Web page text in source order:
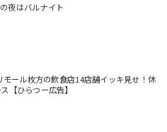
夜はバルナイト
モール枚方の飲食店14店舗イッキ見せ！休
【ひらつー広告】